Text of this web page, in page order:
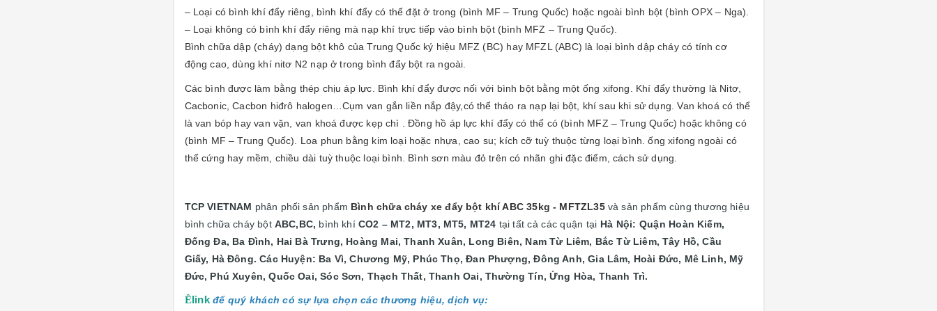
– Loại có bình khí đẩy riêng, bình khí đẩy có thể đặt ở trong (bình MF – Trung Quốc) hoặc ngoài bình bột (bình OPX – Nga).
– Loại không có bình khí đẩy riêng mà nạp khí trực tiếp vào bình bột (bình MFZ – Trung Quốc).
Bình chữa dập (cháy) dạng bột khô của Trung Quốc ký hiệu MFZ (BC) hay MFZL (ABC) là loại bình dập cháy có tính cơ
động cao, dùng khí nitơ N2 nạp ở trong bình đẩy bột ra ngoài.
Các bình được làm bằng thép chịu áp lực. Bình khí đẩy được nối với bình bột bằng một ống xifong. Khí đẩy thường là Nitơ,
Cacbonic, Cacbon hiđrô halogen…Cụm van gắn liền nắp đậy,có thể tháo ra nạp lại bột, khí sau khi sử dụng. Van khoá có thể
là van bóp hay van vặn, van khoá được kẹp chì . Đồng hồ áp lực khí đẩy có thể có (bình MFZ – Trung Quốc) hoặc không có
(bình MF – Trung Quốc). Loa phun bằng kim loại hoặc nhựa, cao su; kích cỡ tuỳ thuộc từng loại bình. ống xifong ngoài có
thể cứng hay mềm, chiều dài tuỳ thuộc loại bình. Bình sơn màu đỏ trên có nhãn ghi đặc điểm, cách sử dụng.
TCP VIETNAM phân phối sản phẩm Bình chữa cháy xe đẩy bột khí ABC 35kg - MFTZL35và sản phẩm cùng thương hiệu
bình chữa cháy bột ABC,BC, bình khí CO2 – MT2, MT3, MT5, MT24 tạitất cả các quận tại Hà Nội: Quận Hoàn Kiếm,
Đống Đa, Ba Đình, Hai Bà Trưng, Hoàng Mai, Thanh Xuân, Long Biên, Nam Từ Liêm, Bắc Từ Liêm, Tây Hồ, Cầu
Giấy, Hà Đông. Các Huyện: Ba Vì, Chương Mỹ, Phúc Thọ, Đan Phượng, Đông Anh, Gia Lâm, Hoài Đức, Mê Linh, Mỹ
Đức, Phú Xuyên, Quốc Oai, Sóc Sơn, Thạch Thất, Thanh Oai, Thường Tín, Ứng Hòa, Thanh Trì.
Êlink để quý khách có sự lựa chọn các thương hiệu, dịch vụ: